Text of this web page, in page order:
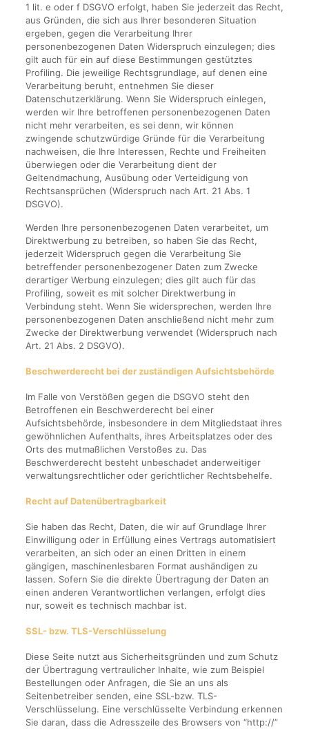
1 lit. e oder f DSGVO erfolgt, haben Sie jederzeit das Recht,
aus Gründen, die sich aus Ihrer besonderen Situation
ergeben, gegen die Verarbeitung Ihrer
personenbezogenen Daten Widerspruch einzulegen; dies
gilt auch für ein auf diese Bestimmungen gestütztes
Profiling. Die jeweilige Rechtsgrundlage, auf denen eine
Verarbeitung beruht, entnehmen Sie dieser
Datenschutzerklärung. Wenn Sie Widerspruch einlegen,
werden wir Ihre betroffenen personenbezogenen Daten
nicht mehr verarbeiten, es sei denn, wir können
zwingende schutzwürdige Gründe für die Verarbeitung
nachweisen, die Ihre Interessen, Rechte und Freiheiten
überwiegen oder die Verarbeitung dient der
Geltendmachung, Ausübung oder Verteidigung von
Rechtsansprüchen (Widerspruch nach Art. 21 Abs. 1
DSGVO).
Werden Ihre personenbezogenen Daten verarbeitet, um
Direktwerbung zu betreiben, so haben Sie das Recht,
jederzeit Widerspruch gegen die Verarbeitung Sie
betreffender personenbezogener Daten zum Zwecke
derartiger Werbung einzulegen; dies gilt auch für das
Profiling, soweit es mit solcher Direktwerbung in
Verbindung steht. Wenn Sie widersprechen, werden Ihre
personenbezogenen Daten anschließend nicht mehr zum
Zwecke der Direktwerbung verwendet (Widerspruch nach
Art. 21 Abs. 2 DSGVO).
Beschwerderecht bei der zuständigen Aufsichtsbehörde
Im Falle von Verstößen gegen die DSGVO steht den
Betroffenen ein Beschwerderecht bei einer
Aufsichtsbehörde, insbesondere in dem Mitgliedstaat ihres
gewöhnlichen Aufenthalts, ihres Arbeitsplatzes oder des
Orts des mutmaßlichen Verstoßes zu. Das
Beschwerderecht besteht unbeschadet anderweitiger
verwaltungsrechtlicher oder gerichtlicher Rechtsbehelfe.
Recht auf Datenübertragbarkeit
Sie haben das Recht, Daten, die wir auf Grundlage Ihrer
Einwilligung oder in Erfüllung eines Vertrags automatisiert
verarbeiten, an sich oder an einen Dritten in einem
gängigen, maschinenlesbaren Format aushändigen zu
lassen. Sofern Sie die direkte Übertragung der Daten an
einen anderen Verantwortlichen verlangen, erfolgt dies
nur, soweit es technisch machbar ist.
SSL- bzw. TLS-Verschlüsselung
Diese Seite nutzt aus Sicherheitsgründen und zum Schutz
der Übertragung vertraulicher Inhalte, wie zum Beispiel
Bestellungen oder Anfragen, die Sie an uns als
Seitenbetreiber senden, eine SSL-bzw. TLS-
Verschlüsselung. Eine verschlüsselte Verbindung erkennen
Sie daran, dass die Adresszeile des Browsers von “http://”